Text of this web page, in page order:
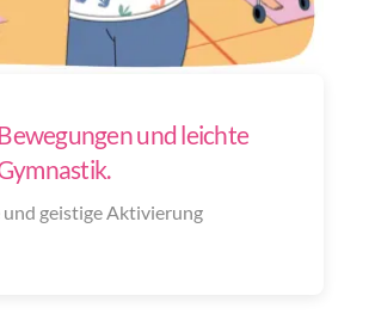
und leichte
geistige Aktivierung